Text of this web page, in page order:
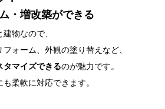
・増改築ができる
物なので、
ォーム、外観の塗り替えなど、
タマイズできるのが魅力です。
柔軟に対応できます。